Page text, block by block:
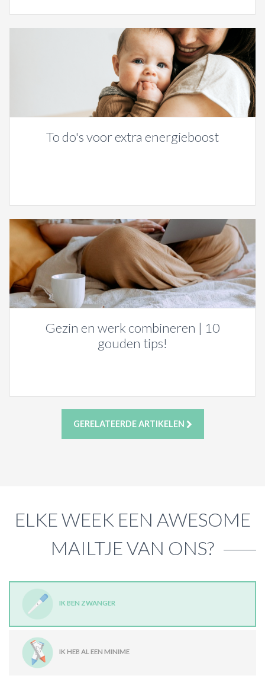
To do's voor extra energieboost
Gezin en werk combineren | 10
gouden tips!
GERELATEERDE ARTIKELEN
ELKE WEEK EEN AWESOME
MAILTJE VAN ONS?
IK BEN ZWANGER
IK HEB AL EEN MINIME